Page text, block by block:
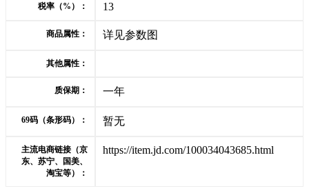
税率（%）： 13
商品属性： 详见参数图
其他属性：
质保期： 一年
69码（条形码）： 暂无
主流电商链接（京
东、苏宁、国美、
淘宝等）：
https://item.jd.com/100034043685.html